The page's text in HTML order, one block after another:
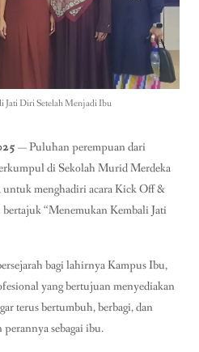
Jati Diri Setelah Menjadi Ibu
— Puluhan perempuan dari
di Sekolah Murid Merdeka
untuk menghadiri acara Kick Off &
“Menemukan Kembali Jati
bagi lahirnya Kampus Ibu,
yang bertujuan menyediakan
terus bertumbuh, berbagi, dan
sebagai ibu.